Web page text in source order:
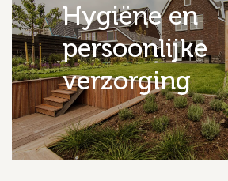
hygiëne en
persoonlijke
verzorging